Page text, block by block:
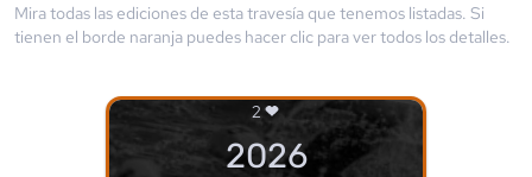
Mira todas las ediciones de esta travesía que tenemos listadas. Si
tienen el borde naranja puedes hacer clic para ver todos los detalles.
2
2026